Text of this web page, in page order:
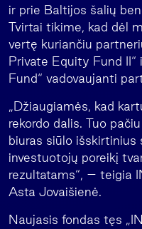
ir prie Baltijos šalių
Tvirtai tikime, kad dėl
vertę kuriančiu
Private Equity Fund
Fund“ vadovaujanti
„Džiaugiamės, kad
rekordo dalis. Tuo
biuras siūlo išskirtinius
investuotojų poreikį
rezultatams“, – teigia
Asta Jovaišienė.
Naujasis fondas tęs